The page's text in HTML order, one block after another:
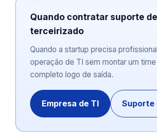
Quando contratar suporte
terceirizado
Quando a startup precisa
operação de TI sem montar um
completo logo de saída.
Empresa de TI Suporte